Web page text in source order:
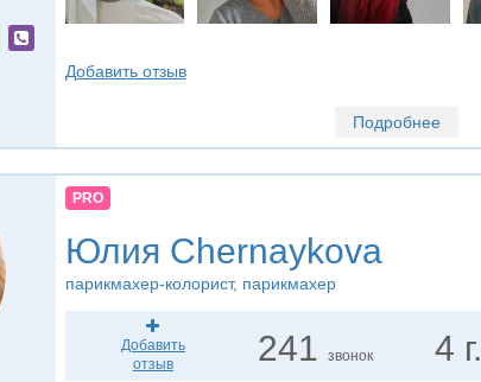
Добавить отзыв
Подробнее
PRO
Юлия Chernaykova
парикмахер-колорист, парикмахер
Добавить
отзыв
241звонок 4 г.